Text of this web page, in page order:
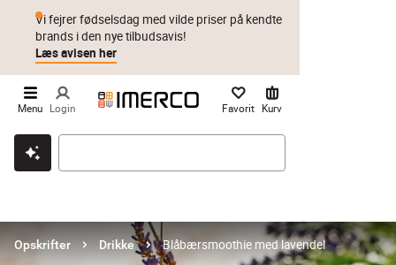
Klik & hent Byt i 1 år Prismatch
Vi fejrer fødselsdag med vilde priser på kendte
brands i den nye tilbudsavis!
Læs avisen her
Menu Login Favorit Kurv
Opskrifter Drikke Blåbærsmoothie med lavendel